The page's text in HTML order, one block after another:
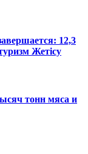
12,3
Жетісу
тонн мяса и